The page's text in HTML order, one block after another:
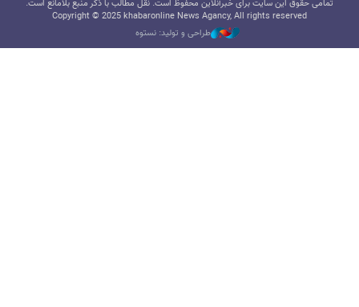
تمامی حقوق این سایت برای خبرآنلاین محفوظ است. نقل مطالب با ذکر منبع بلامانع است.
Copyright © 2025 khabaronline News Agancy, All rights reserved
طراحی و تولید: نستوه